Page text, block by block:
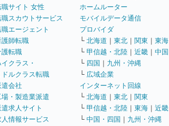
職サイト 女性
職スカウトサービス
職エージェント
護師転職
護転職
クラス・
ドルクラス転職
遣会社
場・製造業派遣
遣求人サイト
人情報サービス
ホームルーター
モバイルデータ通信
プロバイダ
└ 北海道 ｜ 東北 ｜ 関東 ｜ 東海
└ 甲信越・北陸 ｜ 近畿 ｜ 中国
└ 四国 ｜ 九州・沖縄
└ 広域企業
インターネット回線
└ 北海道 ｜ 東北 ｜ 関東
└ 甲信越・北陸 ｜ 東海 ｜ 近畿
└ 中国・四国 ｜ 九州・沖縄